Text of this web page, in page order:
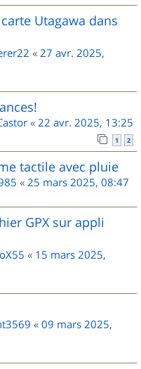
Utagawa dans
« 27 avr. 2025,
« 22 avr. 2025, 13:25
1 2
tactile avec pluie
« 25 mars 2025, 08:47
GPX sur appli
« 15 mars 2025,
« 09 mars 2025,